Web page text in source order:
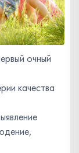
очный
качества